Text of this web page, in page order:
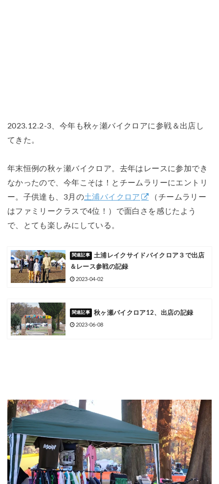
2023.12.2-3、今年も秋ヶ瀬バイクロアに参戦＆出店し
てきた。
年末恒例の秋ヶ瀬バイクロア。去年はレースに参加でき
なかったので、今年こそは！とチームラリーにエントリ
ー。子供達も、3月の土浦バイクロア
（チームラリー
はファミリークラスで4位！）で面白さを感じたよう
で、とても楽しみにしている。
土浦レイクサイドバイクロア３で出店
＆レース参戦の記録
2023-04-02
秋ヶ瀬バイクロア12、出店の記録
2023-06-08